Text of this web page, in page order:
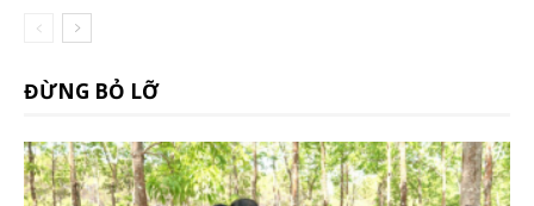
ĐỪNG BỎ LỠ